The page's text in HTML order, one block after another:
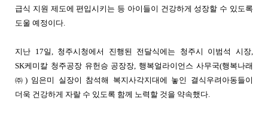
급식 지원 제도에 편입시키는 등 아이들이 건강하게 성장할 수 있도록
도울 예정이다.
지난 17일, 청주시청에서 진행된 전달식에는 청주시 이범석 시장,
SK케미칼 청주공장 유헌승 공장장, 행복얼라이언스 사무국(행복나래
㈜) 임은미 실장이 참석해 복지사각지대에 놓인 결식우려아동들이
더욱 건강하게 자랄 수 있도록 함께 노력할 것을 약속했다.